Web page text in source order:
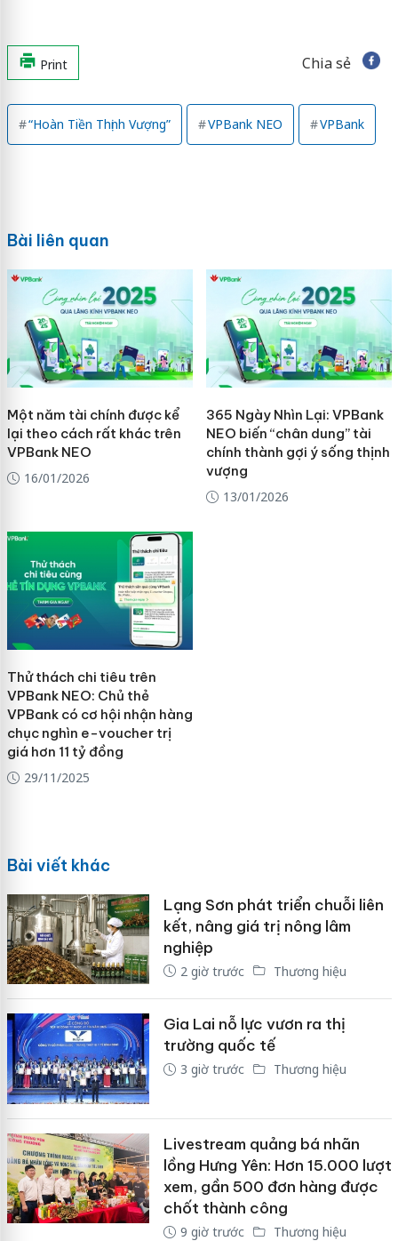
Print Chia sẻ
“Hoàn Tiền Thịnh Vượng” VPBank NEO VPBank
Bài liên quan
Một năm tài chính được kể
lại theo cách rất khác trên
VPBank NEO
16/01/2026
365 Ngày Nhìn Lại: VPBank
NEO biến “chân dung” tài
chính thành gợi ý sống thịnh
vượng
13/01/2026
Thử thách chi tiêu trên
VPBank NEO: Chủ thẻ
VPBank có cơ hội nhận hàng
chục nghìn e-voucher trị
giá hơn 11 tỷ đồng
29/11/2025
Bài viết khác
Lạng Sơn phát triển chuỗi liên
kết, nâng giá trị nông lâm
nghiệp
2 giờ trước Thương hiệu
Gia Lai nỗ lực vươn ra thị
trường quốc tế
3 giờ trước Thương hiệu
Livestream quảng bá nhãn
lồng Hưng Yên: Hơn 15.000 lượt
xem, gần 500 đơn hàng được
chốt thành công
9 giờ trước Thương hiệu